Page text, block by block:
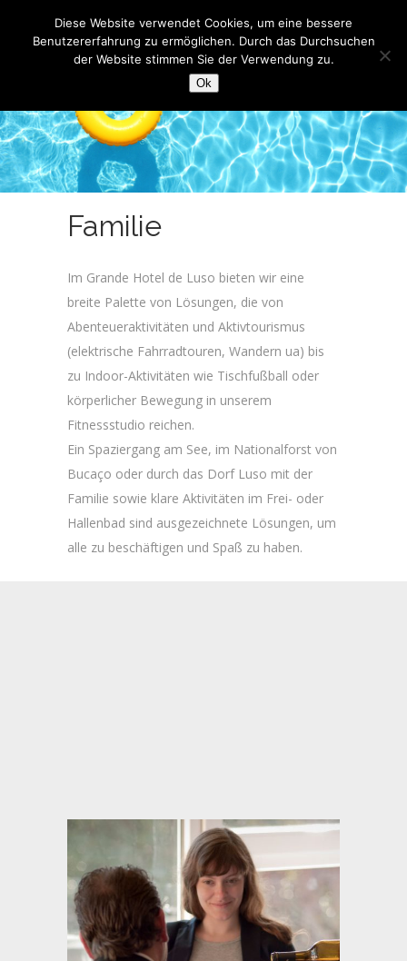
Familie
Im Grande Hotel de Luso bieten wir eine
breite Palette von Lösungen, die von
Abenteueraktivitäten und Aktivtourismus
(elektrische Fahrradtouren, Wandern ua) bis
zu Indoor-Aktivitäten wie Tischfußball oder
körperlicher Bewegung in unserem
Fitnessstudio reichen.
Ein Spaziergang am See, im Nationalforst von
Bucaço oder durch das Dorf Luso mit der
Familie sowie klare Aktivitäten im Frei- oder
Hallenbad sind ausgezeichnete Lösungen, um
alle zu beschäftigen und Spaß zu haben.
Diese Website verwendet Cookies, um eine bessere
Benutzererfahrung zu ermöglichen. Durch das Durchsuchen
der Website stimmen Sie der Verwendung zu.
Ok